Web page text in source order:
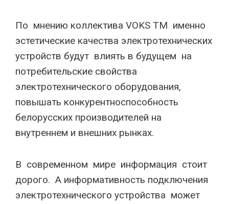
По мнению коллектива VOKS TM именно
эстетические качества электротехнических
устройств будут влиять в будущем на
потребительские свойства
электротехнического оборудования,
повышать конкурентноспособность
белорусских производителей на
внутреннем и внешних рынках.
В современном мире информация стоит
дорого. А информативность подключения
электротехнического устройства может